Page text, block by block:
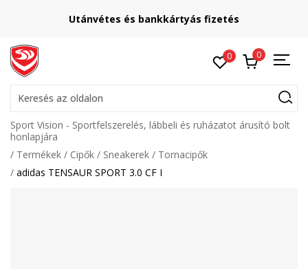
Utánvétes és bankkártyás fizetés
0 0
Keresés az oldalon
Sport Vision - Sportfelszerelés, lábbeli és ruházatot árusító bolt
honlapjára
Termékek
Cipők Sneakerek
Tornacipők
adidas TENSAUR SPORT 3.0 CF I